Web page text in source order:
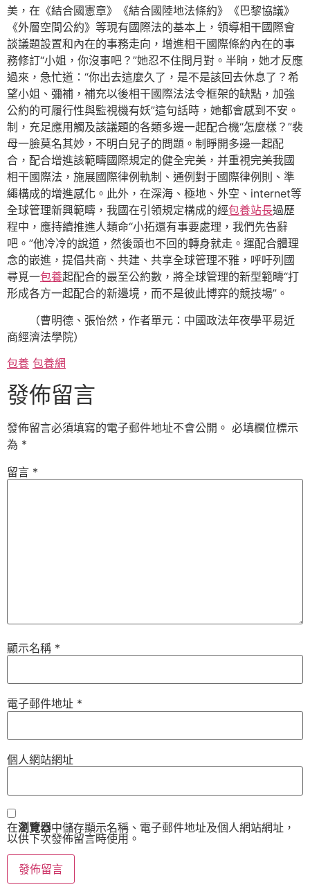
美，在《結合國憲章》《結合國陸地法條約》《巴黎協議》
《外層空間公約》等現有國際法的基本上，領導相干國際會
談議題設置和內在的事務走向，增進相干國際條約內在的事
務修訂“小姐，你沒事吧？”她忍不住問月對。半晌，她才反應
過來，急忙道：“你出去這麼久了，是不是該回去休息了？希
望小姐、彌補，補充以後相干國際法法令框架的缺點，加強
公約的可履行性與監視機有妖”這句話時，她都會感到不安。
制，充足應用觸及該議題的各類多邊一起配合機“怎麼樣？”裴
母一臉莫名其妙，不明白兒子的問題。制睜開多邊一起配
合，配合增進該範疇國際規定的健全完美，并重視完美我國
相干國際法，施展國際律例軌制、通例對于國際律例則、準
繩構成的增進感化。此外，在深海、極地、外空、internet等
全球管理新興範疇，我國在引領規定構成的經包養站長過歷
程中，應持續推進人類命“小拓還有事要處理，我們先告辭
吧。”他冷冷的說道，然後頭也不回的轉身就走。運配合體理
念的嵌進，提倡共商、共建、共享全球管理不雅，呼吁列國
尋覓一包養起配合的最至公約數，將全球管理的新型範疇“打
形成各方一起配合的新邊境，而不是彼此博弈的競技場”。
（曹明德、張怡然， 作者單元：中國政法年夜學平易近
商經濟法學院）
包養 包養網
發佈留言
發佈留言必須填寫的電子郵件地址不會公開。 必填欄位標示
為 *
留言 *
顯示名稱 *
電子郵件地址 *
個人網站網址
在瀏覽器中儲存顯示名稱、電子郵件地址及個人網站網址，
以供下次發佈留言時使用。